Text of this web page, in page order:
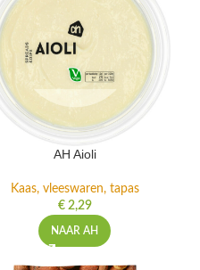
AH Aioli
Kaas, vleeswaren, tapas
€2,29
NAAR AH